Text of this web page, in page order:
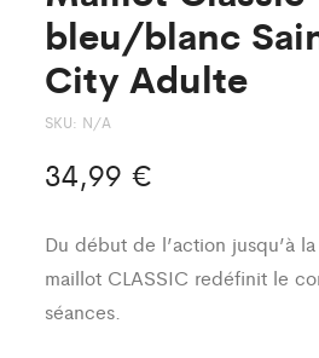
bleu/blanc
City Adulte
SKU: N/A
34,99 €
Du début de l’action jusqu’à
maillot CLASSIC redéfinit le
séances.